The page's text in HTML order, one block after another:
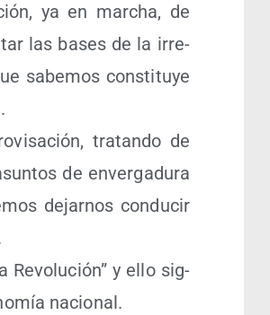
ya en mar­cha, de
las bases de la irre­
sabe­mos cons­ti­tu­ye
tra­tan­do de
de enver­ga­du­ra
dejar­nos con­du­cir
Revo­lu­ción” y ello sig­
nacional.